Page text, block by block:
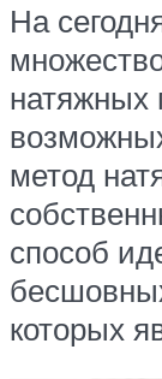
На
натяжных
метод
способ
которых